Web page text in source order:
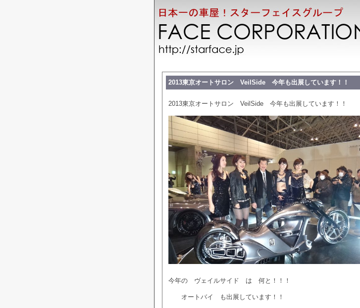
2013東京オートサロン VeilSide 今年も出展しています！！
2013東京オートサロン VeilSide 今年も出展しています！！
今年の ヴェイルサイド は 何と！！！
オートバイ も出展しています！！